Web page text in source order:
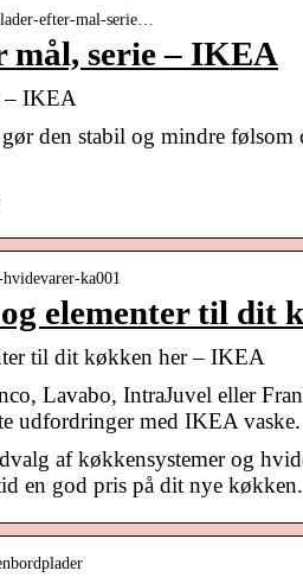
efter-mal-serie…
mål, serie – IKEA
– IKEA
den stabil og mindre
ka001
elementer til dit
til dit køkken her – IKEA
Lavabo, IntraJuvel eller
udfordringer med IKEA vaske.
af køkkensystemer og
en god pris på dit nye køkken.